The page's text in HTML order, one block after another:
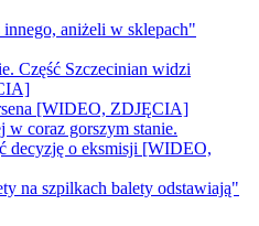
aniżeli w sklepach"
Część Szczecinian widzi
[WIDEO, ZDJĘCIA]
coraz gorszym stanie.
decyzję o eksmisji [WIDEO,
na szpilkach balety odstawiają"